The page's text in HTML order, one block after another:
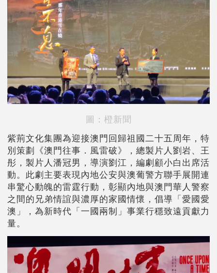
圖：橙新聞
紫荊文化集團為迎接澳門回歸祖國二十五周年，特
別策劃《澳門往事．風雷破》，總製片人劉岩、王
彤，製片人潘冠男，導演劉江，編劇顧小白出席活
動。此劇主要表現內地公安與澳葡警方聯手展開連
串驚心動魄的雷霆行動，彰顯內地與澳門華人警察
之間的兄弟情誼與濃厚的家國情懷，倡導「愛國愛
澳」，為新時代「一國兩制」事業行穩致遠貢獻力
量。